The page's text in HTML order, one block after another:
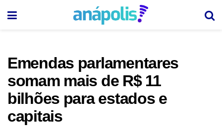
Emendas parlamentares
somam mais de R$ 11
bilhões para estados e
capitais